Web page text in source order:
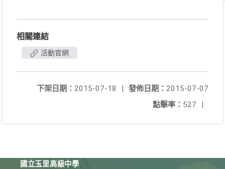
相關連結
活動官網
發佈日期： 2015-07-07
下架日期： 2015-07-18
|
點擊率： 527 |
國立玉里高級中學